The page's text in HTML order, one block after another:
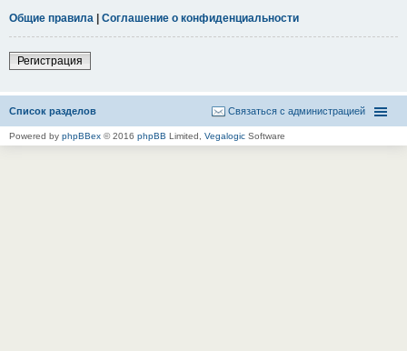
Общие правила | Соглашение о конфиденциальности
Регистрация
Список разделов Связаться с администрацией
Powered by phpBBex © 2016 phpBB Limited, Vegalogic Software